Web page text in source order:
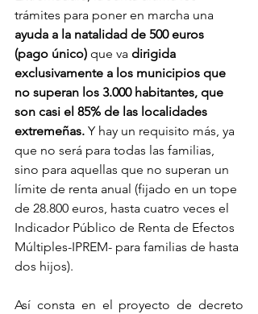
trámites para poner en marcha una
ayuda a la natalidad de 500 euros
(pago único) que va dirigida
exclusivamente a los municipios que
no superan los 3.000 habitantes, que
son casi el 85% de las localidades
extremeñas. Y hay un requisito más, ya
que no será para todas las familias,
sino para aquellas que no superan un
límite de renta anual (fijado en un tope
de 28.800 euros, hasta cuatro veces el
Indicador Público de Renta de Efectos
Múltiples-IPREM- para familias de hasta
dos hijos).
Así consta en el proyecto de decreto